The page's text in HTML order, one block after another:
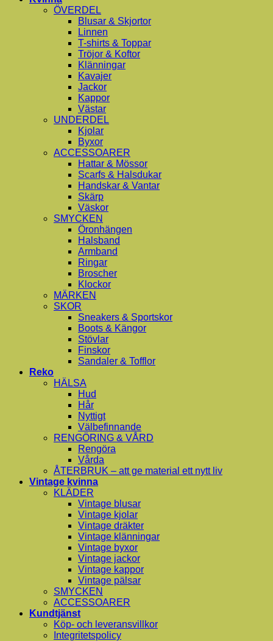
ÖVERDEL
Blusar & Skjortor
Linnen
T-shirts & Toppar
Tröjor & Koftor
Klänningar
Kavajer
Jackor
Kappor
Västar
UNDERDEL
Kjolar
Byxor
ACCESSOARER
Hattar & Mössor
Scarfs & Halsdukar
Handskar & Vantar
Skärp
Väskor
SMYCKEN
Öronhängen
Halsband
Armband
Ringar
Broscher
Klockor
MÄRKEN
SKOR
Sneakers & Sportskor
Boots & Kängor
Stövlar
Finskor
Sandaler & Tofflor
Reko
HÄLSA
Hud
Hår
Nyttigt
Välbefinnande
RENGÖRING & VÅRD
Rengöra
Vårda
ÅTERBRUK – att ge material ett nytt liv
Vintage kvinna
KLÄDER
Vintage blusar
Vintage kjolar
Vintage dräkter
Vintage klänningar
Vintage byxor
Vintage jackor
Vintage kappor
Vintage pälsar
SMYCKEN
ACCESSOARER
Kundtjänst
Köp- och leveransvillkor
Integritetspolicy